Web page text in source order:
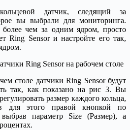
датчик, следящий за
вы выбрали для мониторинга.
чем за одним ядром, просто
Ring Sensor и настройте его так,
Ring Sensor на рабочем столе
столе датчики Ring Sensor будут
так, как показано на рис 3. Вы
размер каждого кольца,
для этого правой кнопкой по
выбрав параметр Size (Размер), а